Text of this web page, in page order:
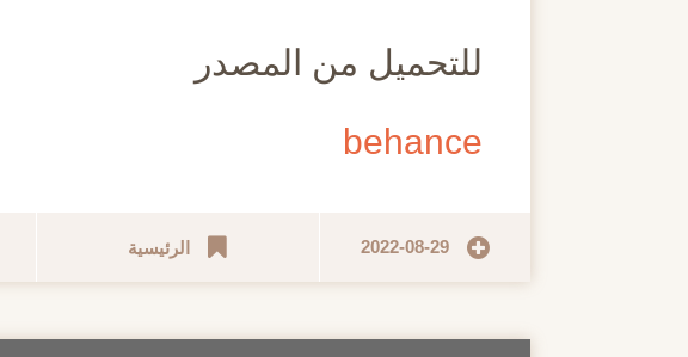
للتحميل من المصدر
behance
2022-08-29 الرئيسية